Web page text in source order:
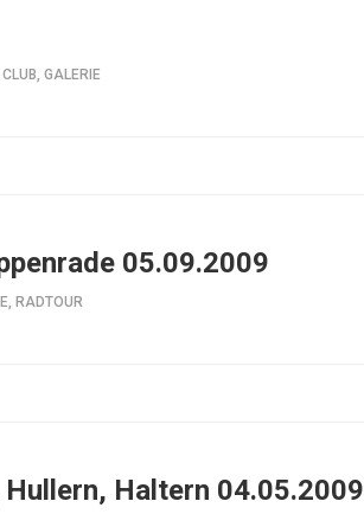
CLUB, GALERIE
05.09.2009
, RADTOUR
Haltern 04.05.2009